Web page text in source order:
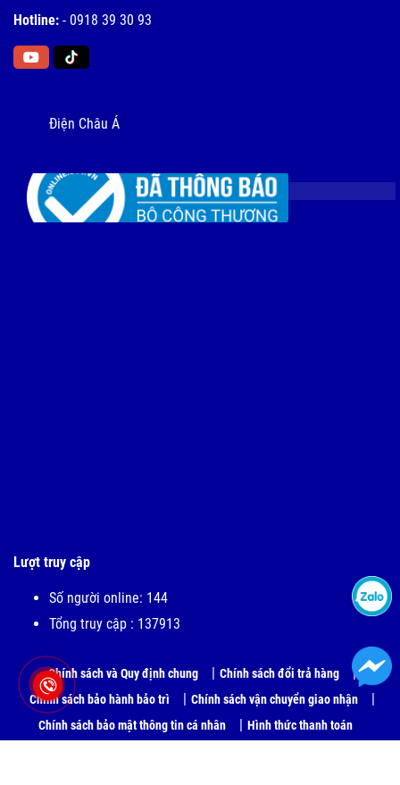
Hotline: - 0918 39 30 93
Điện Châu Á
Lượt truy cập
Số người online: 144
Tổng truy cập : 137913
Chính sách và Quy định chung
Chính sách đổi trả hàng
Chính sách bảo hành bảo trì
Chính sách vận chuyển giao nhận
Chính sách bảo mật thông tin cá nhân
Hình thức thanh toán